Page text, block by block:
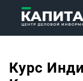
Курс